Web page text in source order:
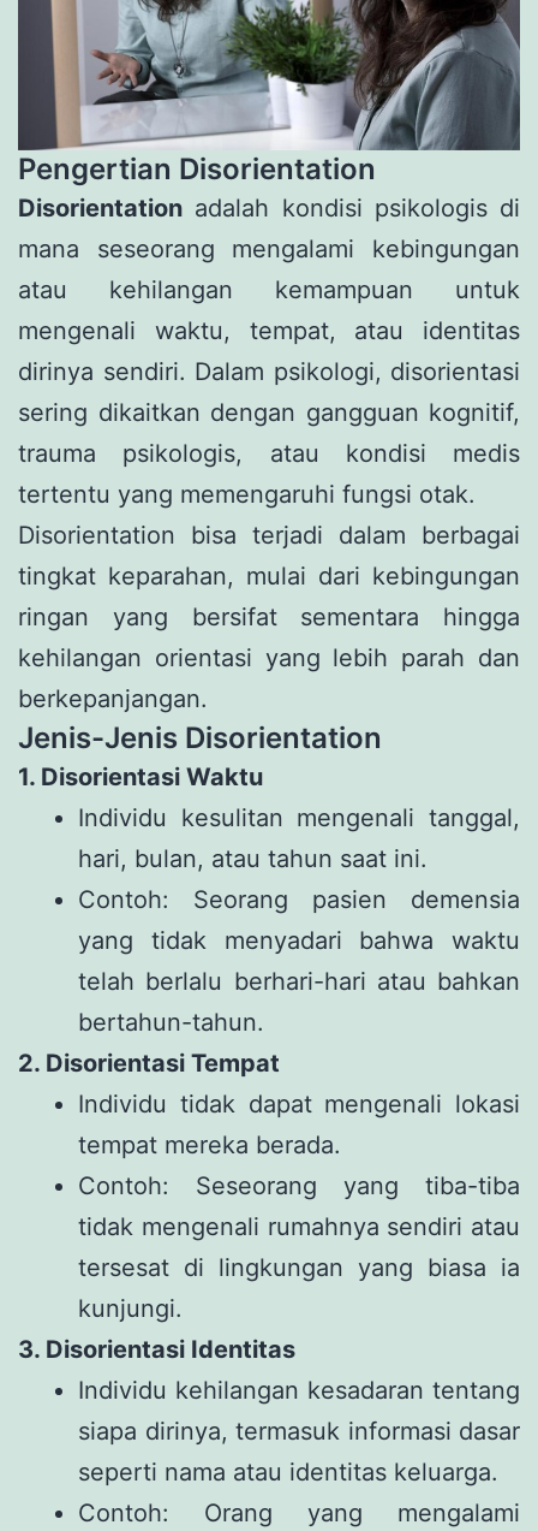
Pengertian Disorientation
Disorientation adalah kondisi psikologis di
mana seseorang mengalami kebingungan
atau kehilangan kemampuan untuk
mengenali waktu, tempat, atau identitas
dirinya sendiri. Dalam psikologi, disorientasi
sering dikaitkan dengan gangguan kognitif,
trauma psikologis, atau kondisi medis
tertentu yang memengaruhi fungsi otak.
Disorientation bisa terjadi dalam berbagai
tingkat keparahan, mulai dari kebingungan
ringan yang bersifat sementara hingga
kehilangan orientasi yang lebih parah dan
berkepanjangan.
Jenis-Jenis Disorientation
1. Disorientasi Waktu
Individu kesulitan mengenali tanggal,
hari, bulan, atau tahun saat ini.
Contoh: Seorang pasien demensia
yang tidak menyadari bahwa waktu
telah berlalu berhari-hari atau bahkan
bertahun-tahun.
2. Disorientasi Tempat
Individu tidak dapat mengenali lokasi
tempat mereka berada.
Contoh: Seseorang yang tiba-tiba
tidak mengenali rumahnya sendiri atau
tersesat di lingkungan yang biasa ia
kunjungi.
3. Disorientasi Identitas
Individu kehilangan kesadaran tentang
siapa dirinya, termasuk informasi dasar
seperti nama atau identitas keluarga.
Contoh: Orang yang mengalami